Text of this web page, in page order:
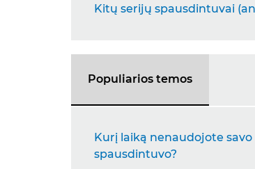
Kitų serijų spausdintuvai
Populiarios temos
Kurį laiką nenaudojote savo
spausdintuvo?